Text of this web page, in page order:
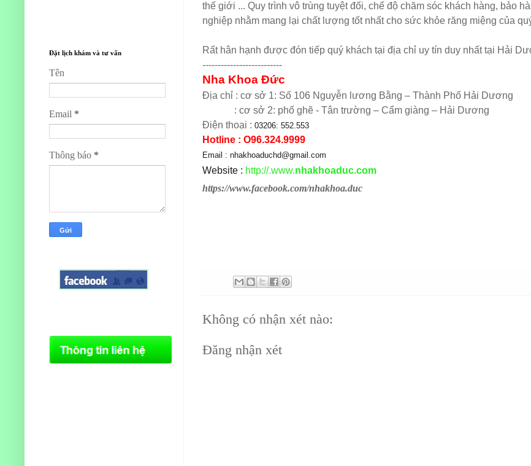
thế giới ... Quy trình vô trùng tuyệt đối, chế độ chăm sóc khách hàng, bảo
nghiệp nhằm mang lại chất lượng tốt nhất cho sức khỏe răng miệng của
Rất hân hạnh được đón tiếp quý khách tại địa chỉ uy tín duy nhất tại Hải
--------------------------
Nha Khoa Đức
Địa chỉ : cơ sở 1: Số 106 Nguyễn lương Bằng – Thành Phố Hải Dương
: cơ sở 2: phố ghẽ - Tân trường – Cẩm giàng – Hải Dương
Điện thoại : 03206: 552.553
Hotline : O96.324.9999
Email : nhakhoaduchd@gmail.com
Website : http://.www.nhakhoaduc.com
https://www.facebook.com/nhakhoa.duc
Không có nhận xét nào:
Đăng nhận xét
Đặt lịch khám và tư vấn
Tên
Email *
Thông báo *